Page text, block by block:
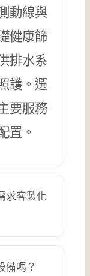
動線與
健康篩
排水系
護。選
要服務
置。
求客製化
備嗎？